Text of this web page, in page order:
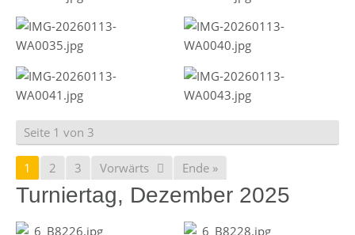
Seite 1 von 3
1 2 3 Vorwärts Ende »
Turniertag, Dezember 2025